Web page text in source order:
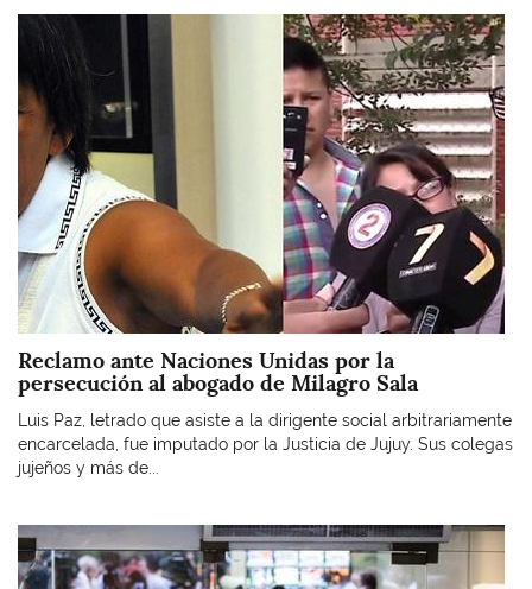
Imagen
Reclamo ante Naciones Unidas por la
persecución al abogado de Milagro Sala
Luis Paz, letrado que asiste a la dirigente social arbitrariamente
encarcelada, fue imputado por la Justicia de Jujuy. Sus colegas
jujeños y más de...
Imagen